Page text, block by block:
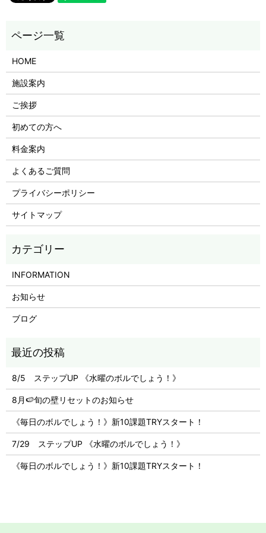
HOME
施設案内
ご挨拶
初めての方へ
料金案内
よくあるご質問
プライバシーポリシー
サイトマップ
INFORMATION
お知らせ
ブログ
8/5 ステップUP 《水曜のボルでしょう！》
8月🍉旬の壁リセットのお知らせ
《毎日のボルでしょう！》新10課題TRYスタート！
7/29 ステップUP 《水曜のボルでしょう！》
《毎日のボルでしょう！》新10課題TRYスタート！